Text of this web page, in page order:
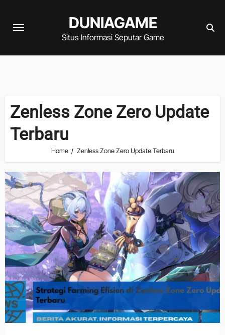
DUNIAGAME
Situs Informasi Seputar Game
Zenless Zone Zero Update
Terbaru
Home Zenless Zone Zero Update Terbaru